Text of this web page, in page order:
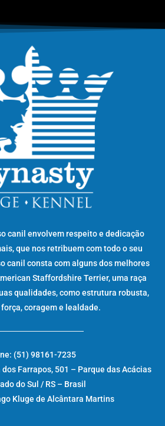
canil envolvem respeito e dedicação
que nos retribuem com todo o seu
canil consta com alguns dos melhores
Staffordshire Terrier, uma raça
qualidades, como estrutura robusta,
coragem e lealdade.
(51) 98161-7235
Farrapos, 501 – Parque das Acácias
do Sul / RS – Brasil
Kluge de Alcântara Martins